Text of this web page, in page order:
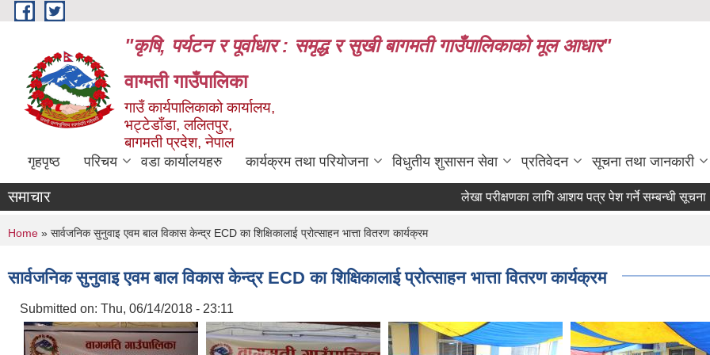
Skip to main content
"कृषि, पर्यटन र पूर्वाधार : समृद्ध र सुखी बागमती गाउँपालिकाको मूल आधार"
वाग्मती गाउँपालिका
गाउँ कार्यपालिकाको कार्यालय,
भट्टेडाँडा, ललितपुर,
बागमती प्रदेश, नेपाल
गृहपृष्ठ परिचय वडा कार्यालयहरु कार्यक्रम तथा परियोजना विधुतीय शुसासन सेवा प्रतिवेदन सूचना तथा जानकारी
समाचार लेखा परीक्षणका लागि आशय पत्र पेश गर्ने सम्बन्धी सूचना
You are here
Home » सार्वजनिक सुनुवाइ एवम बाल विकास केन्द्र ECD का शिक्षिकालाई प्रोत्साहन भात्ता वितरण कार्यक्रम
सार्वजनिक सुनुवाइ एवम बाल विकास केन्द्र ECD का शिक्षिकालाई प्रोत्साहन भात्ता वितरण कार्यक्रम
Submitted on: Thu, 06/14/2018 - 23:11